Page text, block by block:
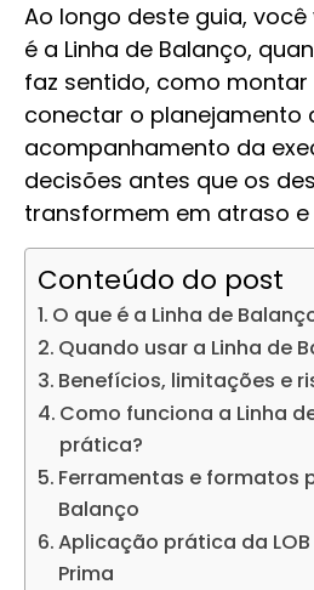
Ao longo deste guia,
é a Linha de Balanço,
faz sentido, como
conectar o planejamento
acompanhamento da
decisões antes que os
transformem em atraso
Conteúdo do post
O que é a Linha de
Quando usar a Linha de
Benefícios, limitações e
Como funciona a Linha
prática?
Ferramentas e formatos
Balanço
Aplicação prática da
Prima